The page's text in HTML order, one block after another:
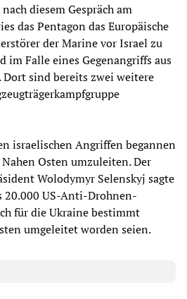
diesem Gespräch am
das Pentagon das Europäische
der Marine vor Israel zu
im Falle eines Gegenangriffs aus
Dort sind bereits zwei weitere
israelischen Angriffen begannen
Osten umzuleiten. Der
Wolodymyr Selenskyj sagte
20.000 US-Anti-Drohnen-
für die Ukraine bestimmt
umgeleitet worden seien.